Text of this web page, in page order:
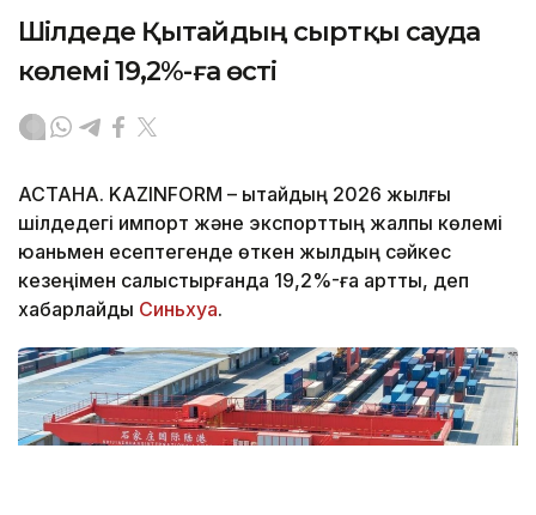
Шілдеде Қытайдың сыртқы сауда
көлемі 19,2%-ға өсті
АСТАНА. KAZINFORM – Қытайдың 2026 жылғы
шілдедегі импорт және экспорттың жалпы көлемі
юаньмен есептегенде өткен жылдың сәйкес
кезеңімен салыстырғанда 19,2%-ға артты, деп
хабарлайды Синьхуа.